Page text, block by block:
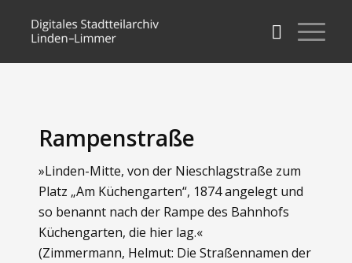
Rampenstraße
»Linden-Mitte, von der Nieschlagstraße zum
Platz „Am Küchengarten“, 1874 angelegt und
so benannt nach der Rampe des Bahnhofs
Küchengarten, die hier lag.«
(Zimmermann, Helmut: Die Straßennamen der